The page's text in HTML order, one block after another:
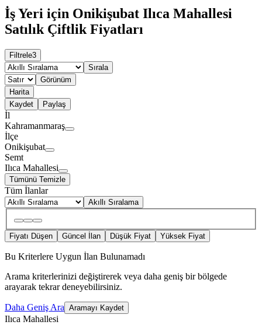
İş Yeri için Onikişubat Ilıca Mahallesi
Satılık Çiftlik Fiyatları
Filtrele3
Sırala
Görünüm
Harita
Kaydet
Paylaş
İl
Kahramanmaraş
İlçe
Onikişubat
Semt
Ilıca Mahallesi
Tümünü Temizle
Tüm İlanlar
Akıllı Sıralama
Fiyatı Düşen Güncel İlan Düşük Fiyat Yüksek Fiyat
Bu Kriterlere Uygun İlan Bulunamadı
Arama kriterlerinizi değiştirerek veya daha geniş bir bölgede
arayarak tekrar deneyebilirsiniz.
Daha Geniş Ara Aramayı Kaydet
Ilıca Mahallesi